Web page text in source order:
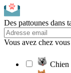
Des pattounes dans
Vous avez chez
Chien